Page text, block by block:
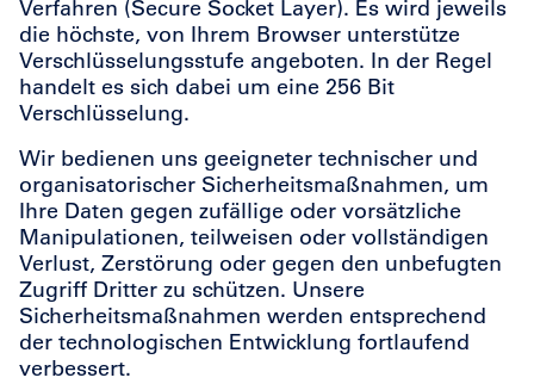
Verfahren (Secure Socket Layer). Es wird jeweils
die höchste, von Ihrem Browser unterstütze
Verschlüsselungsstufe angeboten. In der Regel
handelt es sich dabei um eine 256 Bit
Verschlüsselung.
Wir bedienen uns geeigneter technischer und
organisatorischer Sicherheitsmaßnahmen, um
Ihre Daten gegen zufällige oder vorsätzliche
Manipulationen, teilweisen oder vollständigen
Verlust, Zerstörung oder gegen den unbefugten
Zugriff Dritter zu schützen. Unsere
Sicherheitsmaßnahmen werden entsprechend
der technologischen Entwicklung fortlaufend
verbessert.